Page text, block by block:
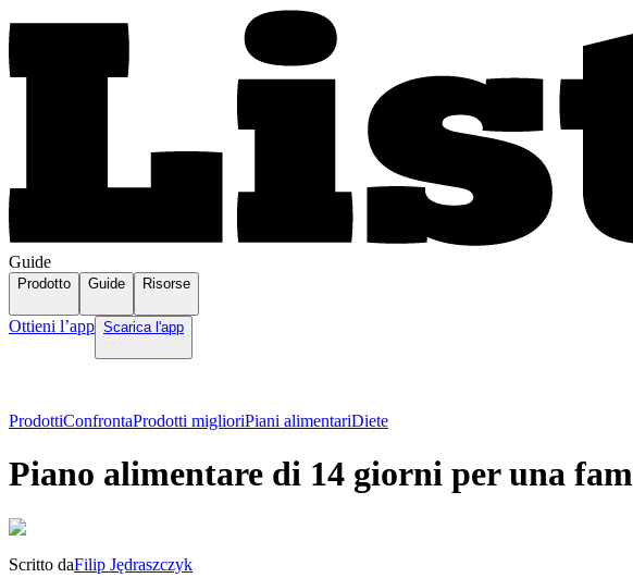
Guide
Prodotto Guide Risorse
Ottieni l’app Scarica l'app
ProdottiConfrontaProdotti miglioriPiani alimentariDiete
Piano alimentare di 14 giorni per una
Scritto daFilip Jędraszczyk